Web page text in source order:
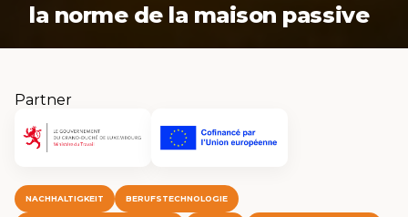
la norme de la maison passive
Partner
NACHHALTIGKEIT BERUFSTECHNOLOGIE